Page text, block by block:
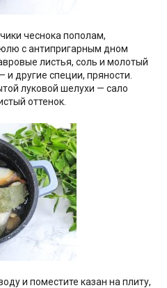
чеснока пополам,
с антипригарным дном
листья, соль и молотый
другие специи, пряности.
луковой шелухи — сало
оттенок.
и поместите казан на плиту,